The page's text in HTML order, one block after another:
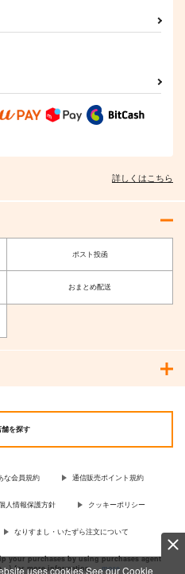
uses cookies.See our Cookie
詳しくはこちら
ポスト投函
おまとめ配送
舗を探す
な会員規約 通信販売ポイント規約
人情報保護方針 クッキーポリシー
なりすまし・いたずら注文について
your purchases by using purchases agent
for more information …more